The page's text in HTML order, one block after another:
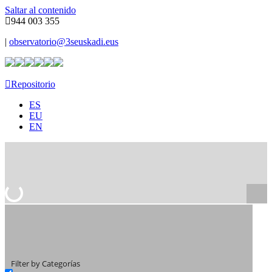
Saltar al contenido
944 003 355
| observatorio@3seuskadi.eus
Repositorio
ES
EU
EN
Filter by Categorías